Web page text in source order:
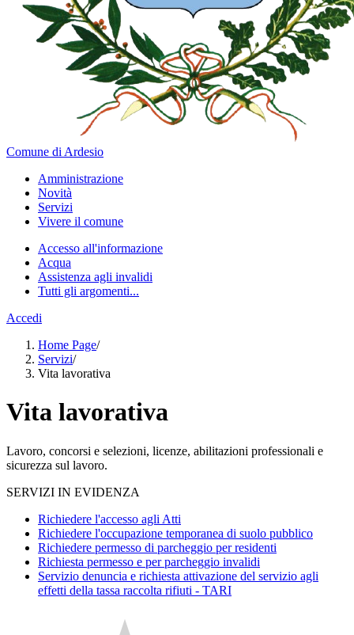
Comune di Ardesio
Amministrazione
Novità
Servizi
Vivere il comune
Accesso all'informazione
Acqua
Assistenza agli invalidi
Tutti gli argomenti...
Accedi
Home Page/
Servizi/
Vita lavorativa
Vita lavorativa
Lavoro, concorsi e selezioni, licenze, abilitazioni professionali e
sicurezza sul lavoro.
SERVIZI IN EVIDENZA
Richiedere l'accesso agli Atti
Richiedere l'occupazione temporanea di suolo pubblico
Richiedere permesso di parcheggio per residenti
Richiesta permesso e per parcheggio invalidi
Servizio denuncia e richiesta attivazione del servizio agli
effetti della tassa raccolta rifiuti - TARI